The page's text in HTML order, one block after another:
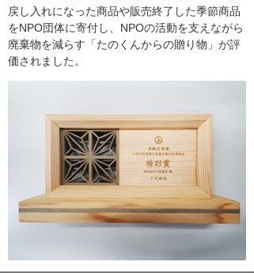
戻し入れになった商品や販売終了した季節商品
をNPO団体に寄付し、NPOの活動を支えながら
廃棄物を減らす「たのくんからの贈り物」が評
価されました。